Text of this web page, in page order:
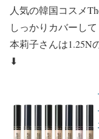
人気の韓国コスメ
しっかりカバーし
本莉子さんは1.25N
⬇︎